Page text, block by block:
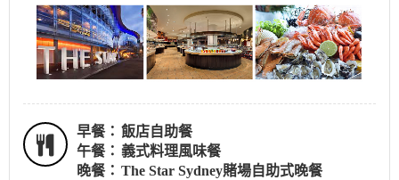
早餐： 飯店自助餐
午餐： 義式料理風味餐
晚餐： The Star Sydney賭場自助式晚餐